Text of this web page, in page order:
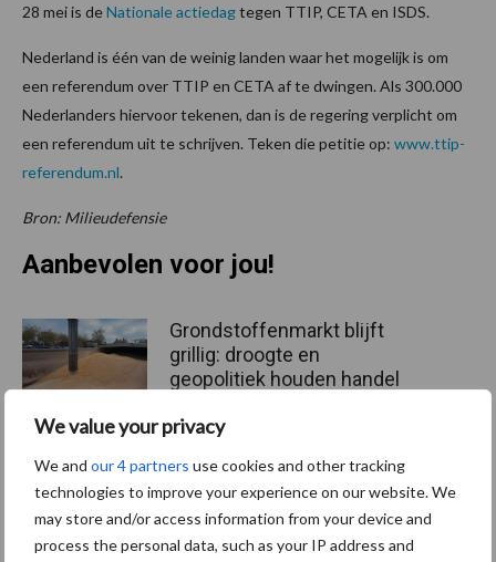
We value your privacy
We and our 4 partners use cookies and other tracking
technologies to improve your experience on our website. We
may store and/or access information from your device and
process the personal data, such as your IP address and
28 mei is deNationale actiedagtegen TTIP, CETA en ISDS.
Nederland is één van de weinig landen waar het mogelijk is om
een referendum over TTIP en CETA af te dwingen. Als 300.000
Nederlanders hiervoor tekenen, dan is de regering verplicht om
een referendum uit te schrijven. Teken die petitie op: www.ttip-
referendum.nl.
Bron: Milieudefensie
Aanbevolen voor jou!
Grondstoffenmarkt blijft
grillig: droogte en
geopolitiek houden handel
De speenhuid: een vaak
onderschatte risicofactor
voor mastitis